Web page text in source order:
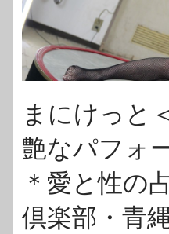
まにけっと
艶なパフォ
＊愛と性の
倶楽部・青